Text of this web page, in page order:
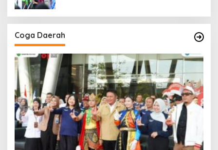
Coga Daerah